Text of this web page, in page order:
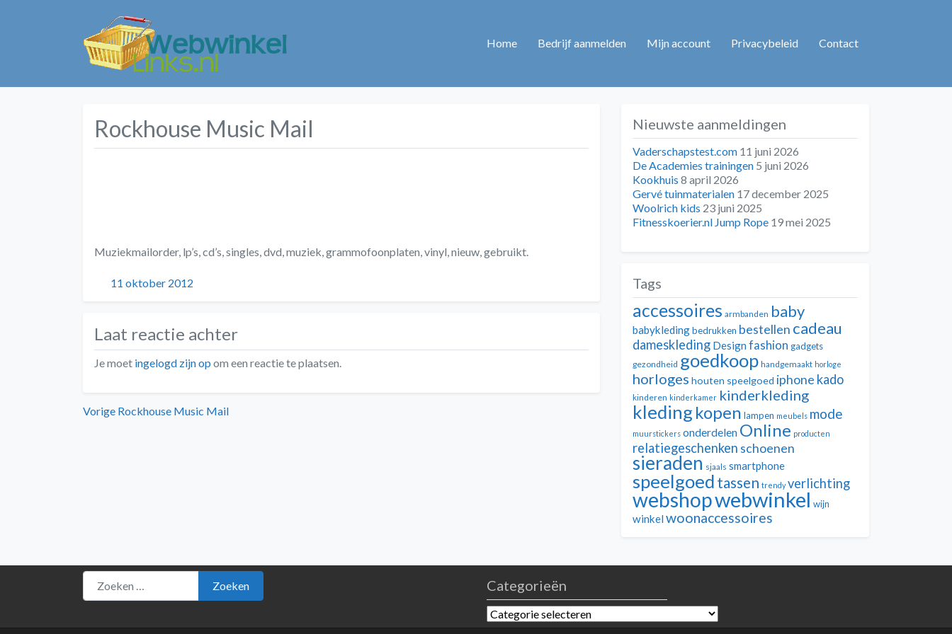
Home Bedrijf aanmelden Mijn account Privacybeleid Contact
Rockhouse Music Mail
Muziekmailorder, lp’s, cd’s, singles, dvd, muziek, grammofoonplaten, vinyl, nieuw, gebruikt.
Geplaatst
11 oktober 2012
Laat reactie achter
Je moet ingelogd zijn op om een reactie te plaatsen.
Bericht
Vorige Vorig
Rockhouse Music Mail
Nieuwste aanmeldingen
Vaderschapstest.com 11 juni 2026
De Academies trainingen 5 juni 2026
Kookhuis 8 april 2026
Gervé tuinmaterialen 17 december 2025
Woolrich kids 23 juni 2025
Fitnesskoerier.nl Jump Rope 19 mei 2025
Tags
accessoires armbanden baby
babykledingbedrukken bestellen cadeau
dameskleding Design fashion gadgets
gezondheid goedkoop handgemaakt horloge
horloges houten speelgoed iphone kado
kinderen kinderkamer kinderkleding
kleding kopen lampen meubels mode
muurstickers onderdelen Online producten
relatiegeschenken schoenen
sieraden sjaals smartphone
speelgoed tassen trendy verlichting
webshopwebwinkel wijn
winkelwoonaccessoires
Zoeken naar:
Zoeken Categorieën
Categorieën